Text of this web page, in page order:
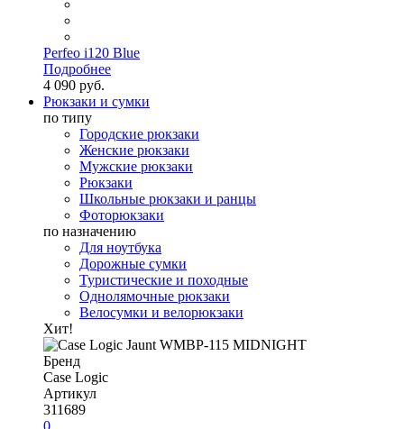
Perfeo i120 Blue
Подробнее
4 090 руб.
Рюкзаки и сумки
по типу
Городские рюкзаки
Женские рюкзаки
Мужские рюкзаки
Рюкзаки
Школьные рюкзаки и ранцы
Фоторюкзаки
по назначению
Для ноутбука
Дорожные сумки
Туристические и походные
Однолямочные рюкзаки
Велосумки и велорюкзаки
Хит!
Бренд
Case Logic
Артикул
311689
0